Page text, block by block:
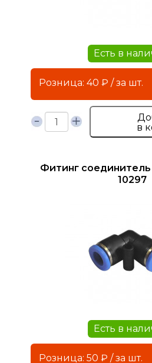
Есть в
Розница: 40 ₽ / за шт.
в
Фитинг
10297
Есть в
Розница: 50 ₽ / за шт.